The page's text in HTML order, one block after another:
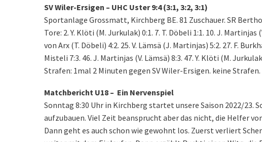
SV Wiler-Ersigen – UHC Uster 9:4 (3:1, 3:2, 3:1)
Sportanlage Grossmatt, Kirchberg BE. 81 Zuschauer. SR
Tore: 2. Y. Klöti (M. Jurkulak) 0:1. 7. T. Döbeli 1:1. 10. J. Martinjas
von Arx (T. Döbeli) 4:2. 25. V. Lämsä (J. Martinjas) 5:2. 27. F.
Misteli 7:3. 46. J. Martinjas (V. Lämsä) 8:3. 47. Y. Klöti (M.
Strafen: 1mal 2 Minuten gegen SV Wiler-Ersigen. keine Strafen.
Matchbericht U18 – Ein Nervenspiel
Sonntag 8:30 Uhr in Kirchberg startet unsere Saison 2022/23.
aufzubauen. Viel Zeit beansprucht aber das nicht, die Helfer
Dann geht es auch schon wie gewohnt los. Zuerst verliert